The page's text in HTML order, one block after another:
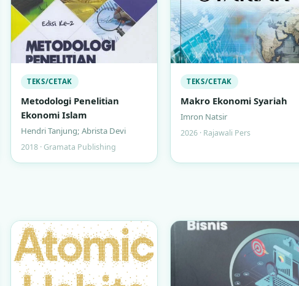
TEKS/CETAK
Metodologi Penelitian
Ekonomi Islam
Hendri Tanjung; Abrista Devi
2018 · Gramata Publishing
TEKS/CETAK
Makro Ekonomi Syariah
Imron Natsir
2026 · Rajawali Pers